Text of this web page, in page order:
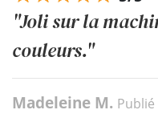
"Joli sur la
couleurs."
Madeleine M.